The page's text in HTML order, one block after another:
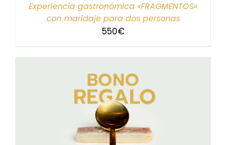
Experiencia gastronómica «FRAGMENTOS»
con maridaje para dos personas
550€